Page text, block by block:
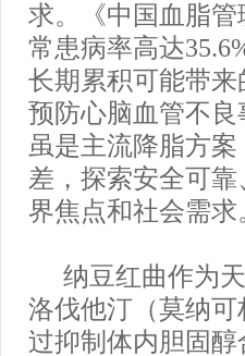
求。《中国血脂管
常患病率高达
长期累积可能带
预防心脑血管不
虽是主流降脂方
差，探索安全可
界焦点和社会需求
纳豆红曲作为
洛伐他汀（莫纳
过抑制体内胆固